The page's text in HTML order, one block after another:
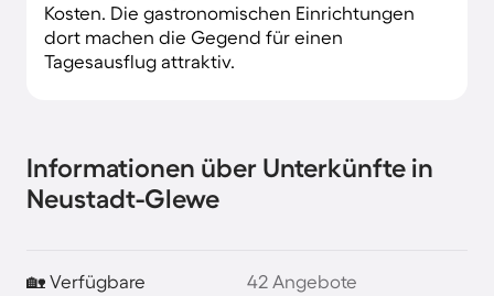
Kosten. Die gastronomischen Einrichtungen
dort machen die Gegend für einen
Tagesausflug attraktiv.
Informationen über Unterkünfte in
Neustadt-Glewe
🏡 Verfügbare
42 Angebote